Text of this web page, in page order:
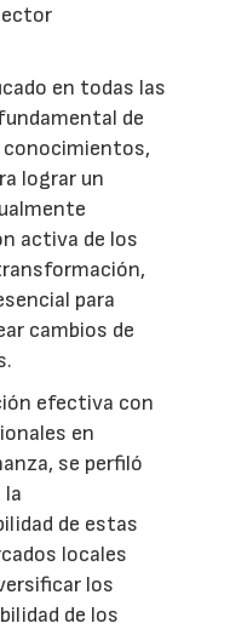
en todas las
de
conocimientos,
lograr un
activa de los
para
cambios de
efectiva con
en
se perfiló
la
de estas
locales
los
de los